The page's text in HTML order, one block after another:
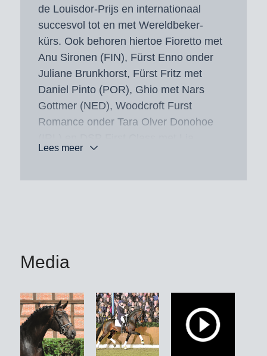
de Louisdor-Prijs en internationaal
succesvol tot en met Wereldbeker-
kürs. Ook behoren hiertoe Fioretto met
Anu Sironen (FIN), Fürst Enno onder
Juliane Brunkhorst, Fürst Fritz met
Daniel Pinto (POR), Ghio met Nars
Gottmer (NED), Woodcroft Furst
Romance onder Tara Olver Donohoe
Welschof, drievoudig vice-Europees
zonen van Fürst Romancier behoren
verder de tweevoudig Siegerhengst en
op Grand Prix-niveau succesvolle For
Romance I OLD (met Therese
Lees meer
Media